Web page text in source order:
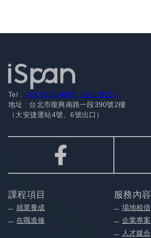
Tel : (02) 6631-6588（台北窗口）
地址 : 台北市復興南路一段390號2樓
（大安捷運站4號、6號出口）
課程項目
就業養成
在職進修
服務內容
場地租借
企業專案
人才媒合